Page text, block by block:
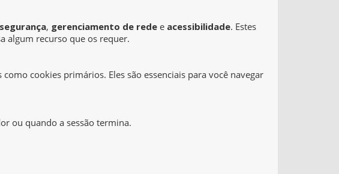
segurança, gerenciamento de rede e acessibilidade. Estes
algum recurso que os requer.
cookies primários. Eles são essenciais para você navegar
ou quando a sessão termina.